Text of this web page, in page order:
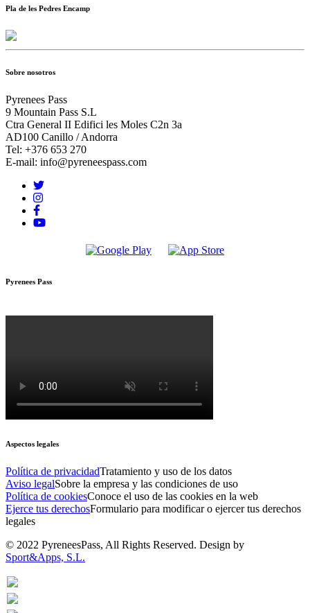
Pla de les Pedres Encamp
Sobre nosotros
Pyrenees Pass
9 Mountain Pass S.L
Ctra General II Edifici les Moles C2n 3a
AD100 Canillo / Andorra
Tel: +376 653 270
E-mail: info@pyreneespass.com
Pyrenees Pass
Aspectos legales
Política de privacidadTratamiento y uso de los datos
Aviso legalSobre la empresa y las condiciones de uso
Política de cookiesConoce el uso de las cookies en la web
Ejerce tus derechosFormulario para modificar o ejercer tus derechos
legales
© 2022 PyreneesPass, All Rights Reserved. Design by
Sport&Apps, S.L.